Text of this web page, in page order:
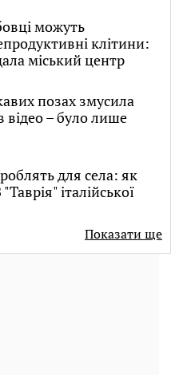
можуть
клітини:
міський центр
позах змусила
відео – було лише
для села: як
італійської
Показати ще